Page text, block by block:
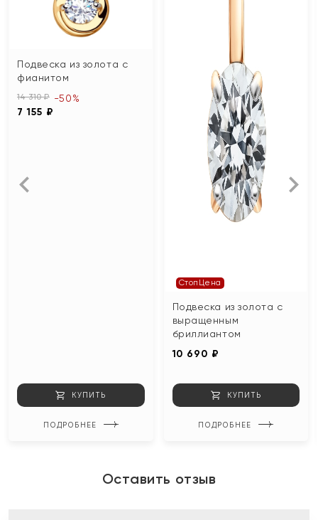
Подвеска из золота с
фианитом
14 310 ₽
7 155 ₽
-50%
КУПИТЬ
ПОДРОБНЕЕ
СтопЦена
Подвеска из золота с
выращенным
бриллиантом
10 690 ₽
КУПИТЬ
ПОДРОБНЕЕ
Оставить отзыв